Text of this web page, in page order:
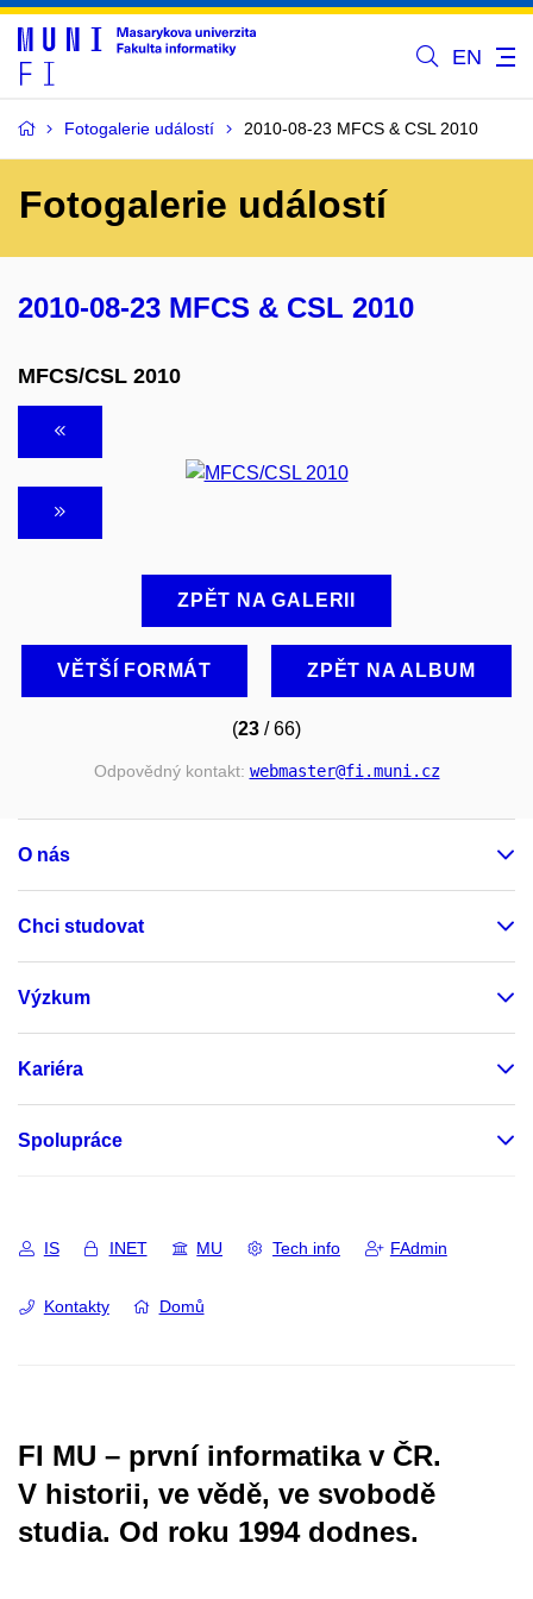
EN
Fotogalerie událostí 2010-08-23 MFCS & CSL 2010
Fotogalerie událostí
2010-08-23 MFCS & CSL 2010
MFCS/CSL 2010
ZPĚT NA GALERII
VĚTŠÍ FORMÁT ZPĚT NA ALBUM
(23 / 66)
Odpovědný kontakt: webmaster@fi.muni.cz
O nás
Chci studovat
Výzkum
Kariéra
Spolupráce
IS INET MU Tech info FAdmin
Kontakty Domů
FI MU – první informatika v ČR.
V historii, ve vědě, ve svobodě
studia. Od roku 1994 dodnes.